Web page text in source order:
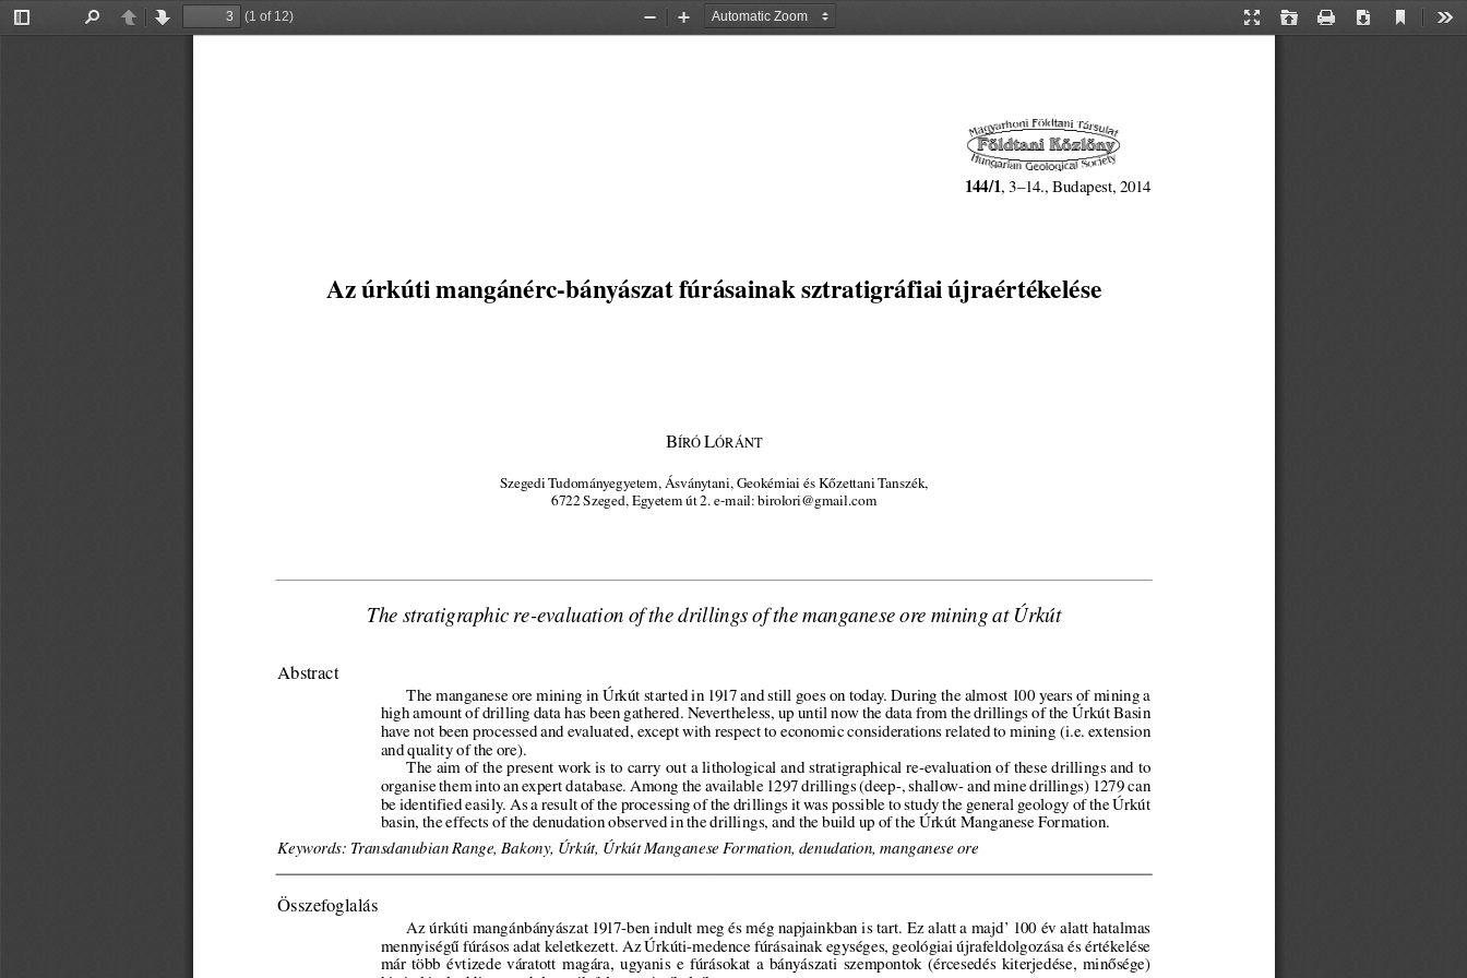
Toggle
PreviousNext
(1 of 12)
Presentation
Open Print Download
Current
Zoom
Zoom
Az úrkúti mangánérc-bányászat fúrásainak sztratigráfiai újraértékelése
BÍRÓ LÓRÁNT
Szegedi Tudományegyetem, Ásványtani, Geokémiai és Kőzettani Tanszék,
6722 Szeged, Egyetem út 2. e-mail: birolori@gmail.com
144/1, 3–14., Budapest, 2014
The stratigraphic re-evaluation of the drillings of the manganese ore mining at Úrkút
Abstract
The manganese ore mining in Úrkút started in 1917 and still goes on today. During the almost 100 years of mining a
high amount of drilling data has been gathered. Nevertheless, up until now the data from the drillings of the Úrkút Basin
have not been processed and evaluated, except with respect to economic considerations related to mining (i.e. extension
and quality of the ore).
The aim of the present work is to carry out a lithological and stratigraphical re-evaluation of these drillings and to
organise them into an expert database. Among the available 1297 drillings (deep-, shallow- and mine drillings) 1279 can
be identified easily. As a result of the processing of the drillings it was possible to study the general geology of the Úrkút
basin, the effects of the denudation observed in the drillings, and the build up of the Úrkút Manganese Formation.
Keywords: Transdanubian Range, Bakony, Úrkút, Úrkút Manganese Formation, denudation, manganese ore
Összefoglalás
Az úrkúti mangánbányászat 1917-ben indult meg és még napjainkban is tart. Ez alatt a majd’ 100 év alatt hatalmas
mennyiségű fúrásos adat keletkezett. Az Úrkúti-medence fúrásainak egységes, geológiai újrafeldolgozása és értékelése
már  több  évtizede  váratott  magára,  ugyanis  e  fúrásokat  a  bányászati  szempontok  (ércesedés  kiterjedése,  minősége)